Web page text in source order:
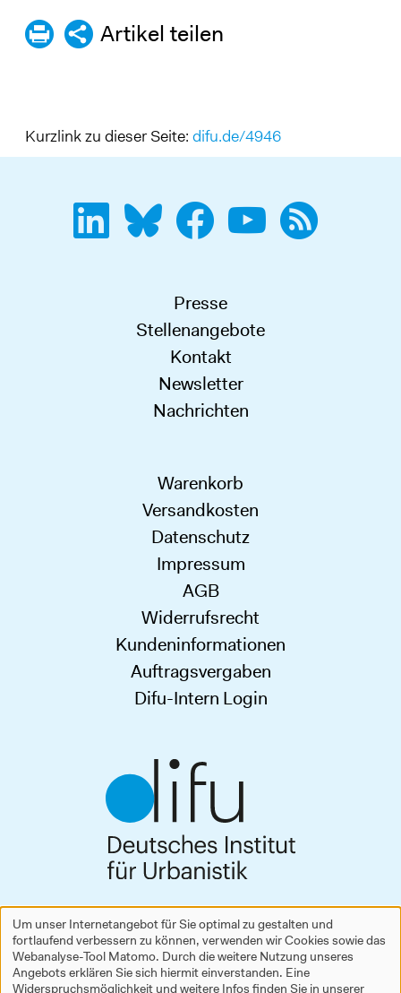
Artikel teilen
Kurzlink zu dieser Seite: difu.de/4946
Presse
Stellenangebote
Kontakt
Newsletter
Nachrichten
Warenkorb
Versandkosten
Datenschutz
Impressum
AGB
Widerrufsrecht
Kundeninformationen
Auftragsvergaben
Difu-Intern Login
Deutsches Institut für Urbanistik gGmbH
Zimmerstraße 13–15
10969 Berlin
Tel. +49 30 39001-0
difu@difu.de
Verwendung
Um unser Internetangebot für Sie optimal zu gestalten und
fortlaufend verbessern zu können, verwenden wir Cookies sowie das
Webanalyse-Tool Matomo. Durch die weitere Nutzung unseres
Angebots erklären Sie sich hiermit einverstanden. Eine
Widerspruchsmöglichkeit und weitere Infos finden Sie in unserer